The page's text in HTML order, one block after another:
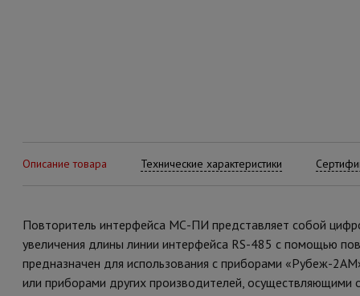
Описание товара Технические характеристики
Повторитель интерфейса МС-ПИ представляет собой
увеличения длины линии интерфейса RS-485 с помощью
предназначен для использования с приборами «Рубеж-
или приборами других производителей, осуществляющими